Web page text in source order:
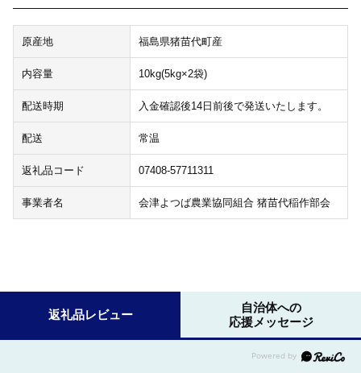
原産地 福島県猪苗代町産
内容量 10kg(5kg×2袋)
配送時期 入金確認後14日前後で発送いたします。
配送 常温
返礼品コード 07408-57711311
事業者名 会津よつば農業協同組合 猪苗代稲作部会
返礼品レビュー
自治体への
応援メッセージ